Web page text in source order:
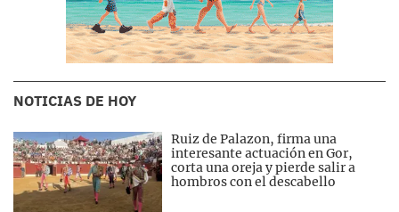
NOTICIAS DE HOY
Ruiz de Palazon, firma una
interesante actuación en Gor,
corta una oreja y pierde salir a
hombros con el descabello